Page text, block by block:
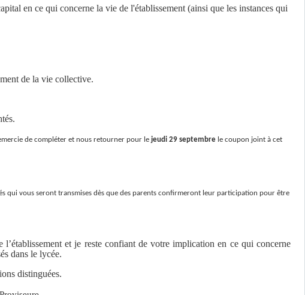
en ce qui concerne la vie de l'établissement (ainsi que les instances qui
de la vie collective.
de compléter et nous retourner pour le jeudi 29 septembre le coupon joint à cet
qui vous seront transmises dès que des parents confirmeront leur participation pour être
et je reste confiant de votre implication en ce qui concerne
dans le lycée.
distinguées.